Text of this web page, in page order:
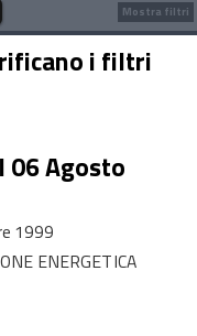
i filtri
06 Agosto
1999
ENERGETICA
Mostra filtri